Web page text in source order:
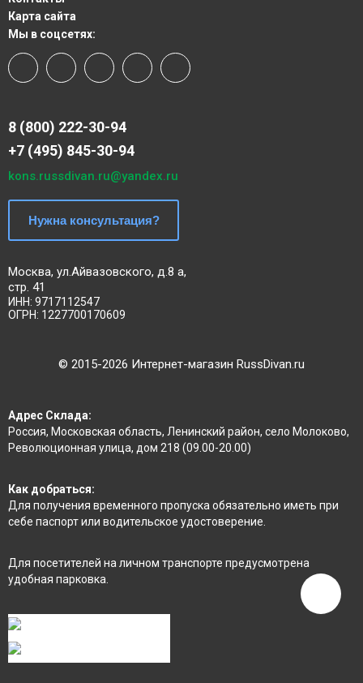
Адрес Склада:
Россия, Московская область, Ленинский район, село Молоково,
Революционная улица, дом 218 (09.00-20.00)
Как добраться:
Для получения временного пропуска обязательно иметь при
себе паспорт или водительское удостоверение.
Для посетителей на личном транспорте предусмотрена
удобная парковка.
Карта сайта
8 (800) 222-30-94
+7 (495) 845-30-94
kons.russdivan.ru@yandex.ru
Нужна консультация?
Москва, ул.Айвазовского, д.8 а,
стр. 41
ИНН: 9717112547
ОГРН: 1227700170609
Мы в соцсетях:
© 2015-2026 Интернет-магазин RussDivan.ru